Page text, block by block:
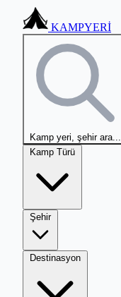
KAMPYERİ
Kamp yeri, şehir ara...
Kamp Türü
Şehir
Destinasyon